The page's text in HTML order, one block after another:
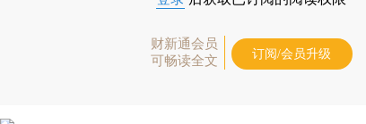
财新通会员
可畅读全文
订阅/会员升级